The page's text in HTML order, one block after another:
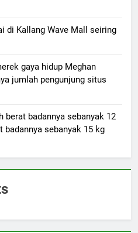
di Kallang Wave Mall seiring
gaya hidup Meghan
jumlah pengunjung situs
berat badannya sebanyak 12
badannya sebanyak 15 kg